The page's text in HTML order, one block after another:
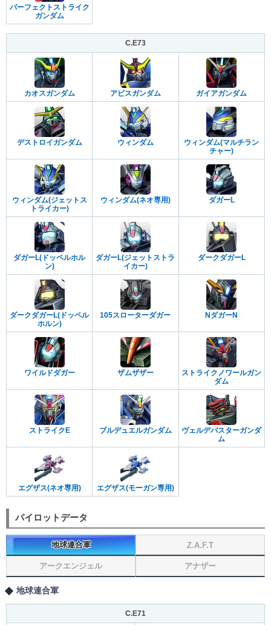
パーフェクトストライク
ガンダム
C.E73
カオスガンダム アビスガンダム ガイアガンダム
デストロイガンダム ウィンダム
ウィンダム(マルチラン
チャー)
ウィンダム(ジェットス
トライカー)
ウィンダム(ネオ専用) ダガーL
ダガーL(ドッペルホル
ン)
ダガーL(ジェットストラ
イカー)
ダークダガーL
ダークダガーL(ドッペル
ホルン)
105スローターダガー NダガーN
ワイルドダガー ザムザザー
ストライクノワールガン
ダム
ストライクE ブルデュエルガンダム
ヴェルデバスターガンダ
ム
エグザス(ネオ専用) エグザス(モーガン専用)
パイロットデータ
地球連合軍 Z.A.F.T
アークエンジェル アナザー
地球連合軍
C.E71